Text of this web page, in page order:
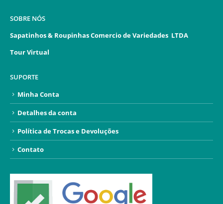
SOBRE NÓS
Sapatinhos & Roupinhas Comercio de Variedades LTDA
Tour Virtual
SUPORTE
Minha Conta
Detalhes da conta
Política de Trocas e Devoluções
Contato